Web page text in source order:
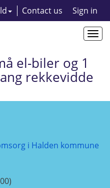
Contact us Sign in
el-biler og 1
rekkevidde
i Halden kommune